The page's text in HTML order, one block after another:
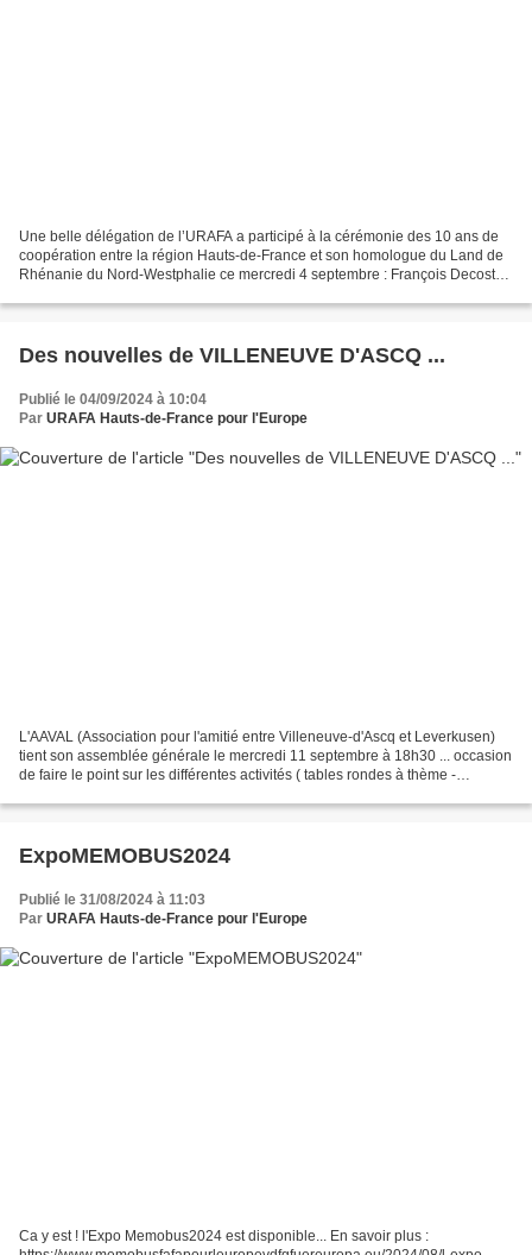
Une belle délégation de l’URAFA a participé à la cérémonie des 10 ans de
coopération entre la région Hauts-de-France et son homologue du Land de
Rhénanie du Nord-Westphalie ce mercredi 4 septembre : François Decoster
Des nouvelles de VILLENEUVE D'ASCQ ...
Publié le 04/09/2024 à 10:04
Par URAFA Hauts-de-France pour l'Europe
L'AAVAL (Association pour l'amitié entre Villeneuve-d'Ascq et Leverkusen)
tient son assemblée générale le mercredi 11 septembre à 18h30 ... occasion
de faire le point sur les différentes activités ( tables rondes à thème -
ExpoMEMOBUS2024
Publié le 31/08/2024 à 11:03
Par URAFA Hauts-de-France pour l'Europe
Ca y est ! l'Expo Memobus2024 est disponible... En savoir plus :